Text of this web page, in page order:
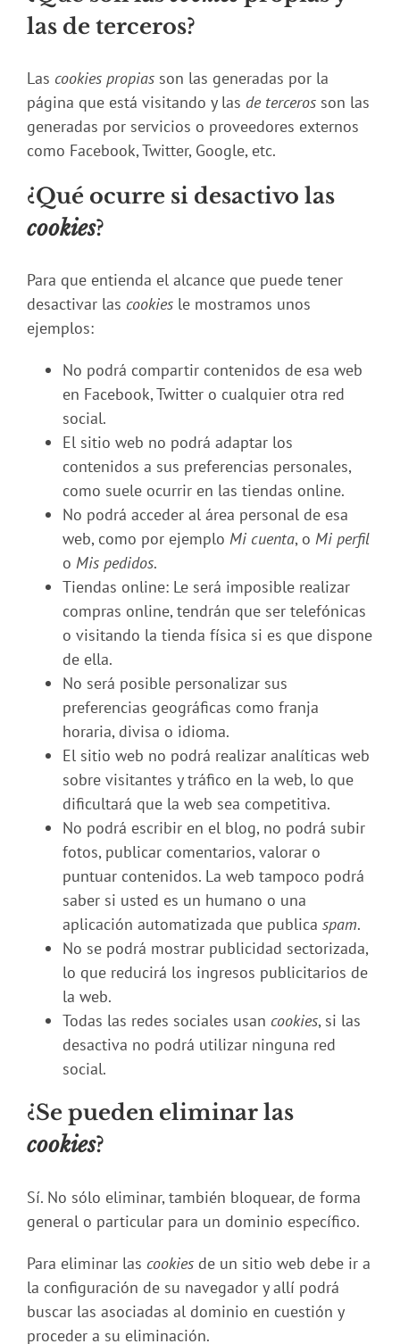
las de terceros?
Las cookies propias son las generadas por la
página que está visitando y las de terceros son las
generadas por servicios o proveedores externos
como Facebook, Twitter, Google, etc.
¿Qué ocurre si desactivo las
cookies?
Para que entienda el alcance que puede tener
desactivar las cookies le mostramos unos
ejemplos:
No podrá compartir contenidos de esa web
en Facebook, Twitter o cualquier otra red
social.
El sitio web no podrá adaptar los
contenidos a sus preferencias personales,
como suele ocurrir en las tiendas online.
No podrá acceder al área personal de esa
web, como por ejemplo Mi cuenta, o Mi perfil
o Mis pedidos.
Tiendas online: Le será imposible realizar
compras online, tendrán que ser telefónicas
o visitando la tienda física si es que dispone
de ella.
No será posible personalizar sus
preferencias geográficas como franja
horaria, divisa o idioma.
El sitio web no podrá realizar analíticas web
sobre visitantes y tráfico en la web, lo que
dificultará que la web sea competitiva.
No podrá escribir en el blog, no podrá subir
fotos, publicar comentarios, valorar o
puntuar contenidos. La web tampoco podrá
saber si usted es un humano o una
aplicación automatizada que publica spam.
No se podrá mostrar publicidad sectorizada,
lo que reducirá los ingresos publicitarios de
la web.
Todas las redes sociales usan cookies, si las
desactiva no podrá utilizar ninguna red
social.
¿Se pueden eliminar las
cookies?
Sí. No sólo eliminar, también bloquear, de forma
general o particular para un dominio específico.
Para eliminar las cookies de un sitio web debe ir a
la configuración de su navegador y allí podrá
buscar las asociadas al dominio en cuestión y
proceder a su eliminación.